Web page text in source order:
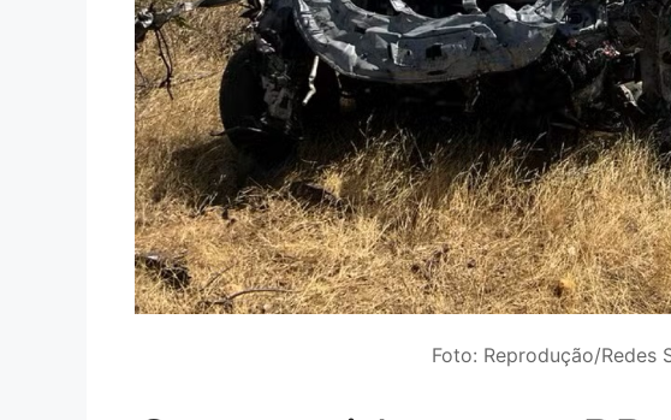
Foto: Reprodução/Redes